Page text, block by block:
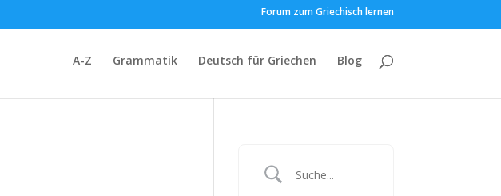
Forum zum Griechisch lernen
A-Z Grammatik Deutsch für Griechen Blog